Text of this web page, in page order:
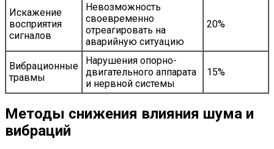
Искажение
восприятия
сигналов
Невозможность
своевременно
отреагировать на
аварийную ситуацию
20%
Вибрационные
травмы
Нарушения опорно-
двигательного аппарата
и нервной системы
15%
Методы снижения влияния шума и
вибраций